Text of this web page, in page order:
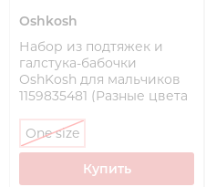
Oshkosh
Набор из подтяжек и
галстука-бабочки
OshKosh для мальчиков
1159835481 (Разные цвета
One size
Купить